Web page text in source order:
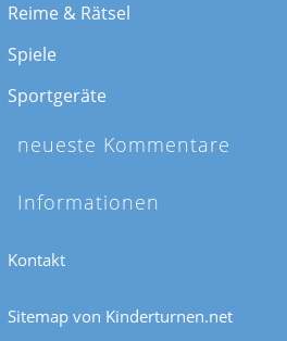
Reime & Rätsel
Spiele
Sportgeräte
neueste Kommentare
Informationen
Kontakt
Sitemap von Kinderturnen.net